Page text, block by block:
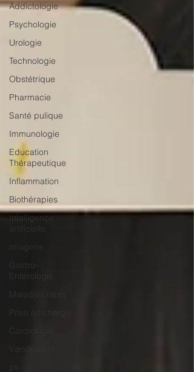
Addictologie
Psychologie
Urologie
Technologie
Obstétrique
Pharmacie
Santé pulique
Immunologie
Education
Thérapeutique
Inflammation
Biothérapies
Intelligence
Imagerie
Gastro-
Entérologie
Maladies rares
Prise en charge
Cardiologie
Vaccination